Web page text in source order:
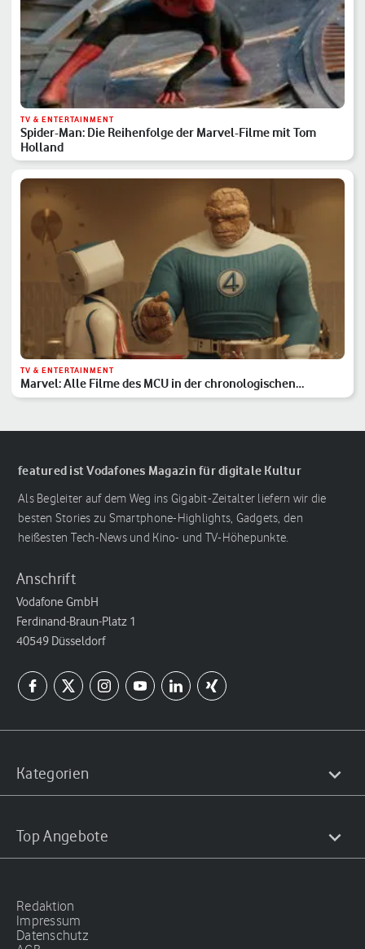
TV & ENTERTAINMENT
Spider-Man: Die Reihenfolge der Marvel-Filme mit Tom
Holland
TV & ENTERTAINMENT
Marvel: Alle Filme des MCU in der chronologischen
Reihenfolge
featured ist Vodafones Magazin für digitale Kultur
Als Begleiter auf dem Weg ins Gigabit-Zeitalter liefern wir die
besten Stories zu Smartphone-Highlights, Gadgets, den
heißesten Tech-News und Kino- und TV-Höhepunkte.
Anschrift
Vodafone GmbH
Ferdinand-Braun-Platz 1
40549 Düsseldorf
Kategorien
Top Angebote
Redaktion
Impressum
Datenschutz